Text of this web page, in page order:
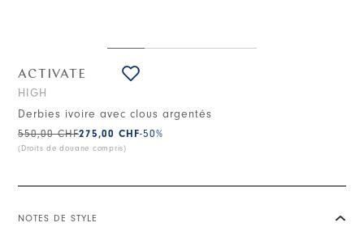
ACTIVATE
HIGH
Derbies ivoire avec clous argentés
275,00 CHF
550,00 CHF -50%
(Droits de douane compris)
NOTES DE STYLE